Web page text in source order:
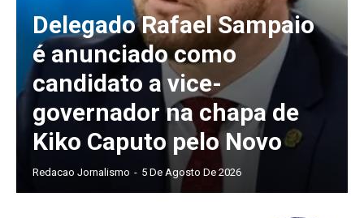
Delegado Rafael Sampaio
é anunciado como
candidato a vice-
governador na chapa de
Kiko Caputo pelo Novo
Redacao Jornalismo - 5 De Agosto De 2026